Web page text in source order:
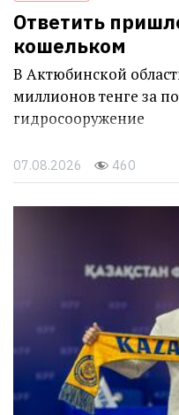
Ответить
кошельком
В Актюбинской
миллионов тенге за
гидросооружение
07.08.2026 460